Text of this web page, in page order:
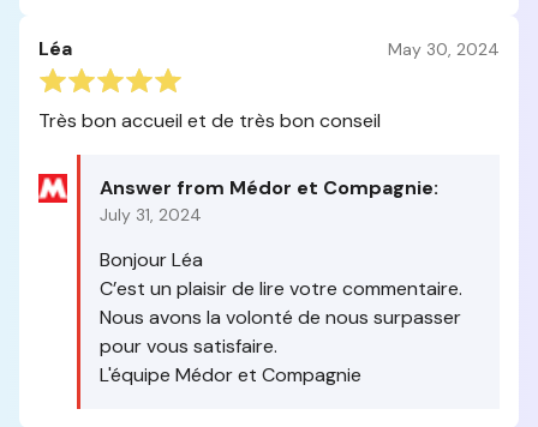
Léa May 30, 2024
Très bon accueil et de très bon conseil
Answer from Médor et Compagnie:
July 31, 2024
Bonjour Léa
C’est un plaisir de lire votre commentaire.
Nous avons la volonté de nous surpasser
pour vous satisfaire.
L'équipe Médor et Compagnie